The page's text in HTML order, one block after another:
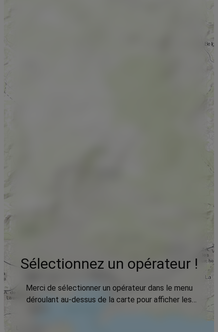
Sélectionnez un opérateur !
Merci de sélectionner un opérateur dans le menu
déroulant au-dessus de la carte pour afficher les